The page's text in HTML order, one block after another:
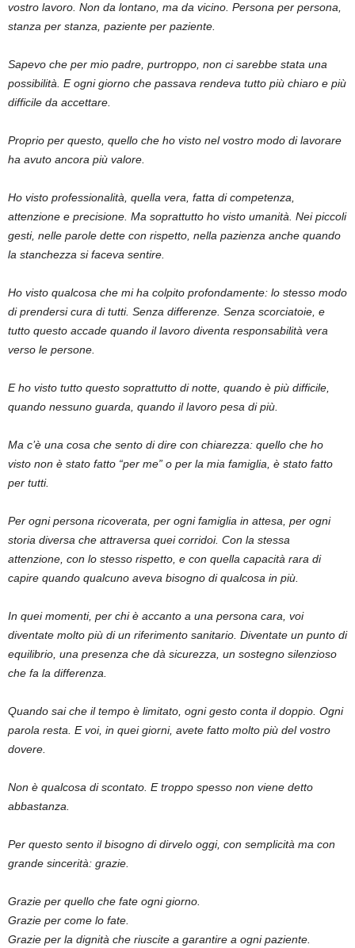
vostro lavoro. Non da lontano, ma da vicino. Persona per persona,
stanza per stanza, paziente per paziente.
Sapevo che per mio padre, purtroppo, non ci sarebbe stata una
possibilità. E ogni giorno che passava rendeva tutto più chiaro e più
difficile da accettare.
Proprio per questo, quello che ho visto nel vostro modo di lavorare
ha avuto ancora più valore.
Ho visto professionalità, quella vera, fatta di competenza,
attenzione e precisione. Ma soprattutto ho visto umanità. Nei piccoli
gesti, nelle parole dette con rispetto, nella pazienza anche quando
la stanchezza si faceva sentire.
Ho visto qualcosa che mi ha colpito profondamente: lo stesso modo
di prendersi cura di tutti. Senza differenze. Senza scorciatoie, e
tutto questo accade quando il lavoro diventa responsabilità vera
verso le persone.
E ho visto tutto questo soprattutto di notte, quando è più difficile,
quando nessuno guarda, quando il lavoro pesa di più.
Ma c’è una cosa che sento di dire con chiarezza: quello che ho
visto non è stato fatto “per me” o per la mia famiglia, è stato fatto
per tutti.
Per ogni persona ricoverata, per ogni famiglia in attesa, per ogni
storia diversa che attraversa quei corridoi. Con la stessa
attenzione, con lo stesso rispetto, e con quella capacità rara di
capire quando qualcuno aveva bisogno di qualcosa in più.
In quei momenti, per chi è accanto a una persona cara, voi
diventate molto più di un riferimento sanitario. Diventate un punto di
equilibrio, una presenza che dà sicurezza, un sostegno silenzioso
che fa la differenza.
Quando sai che il tempo è limitato, ogni gesto conta il doppio. Ogni
parola resta. E voi, in quei giorni, avete fatto molto più del vostro
dovere.
Non è qualcosa di scontato. E troppo spesso non viene detto
abbastanza.
Per questo sento il bisogno di dirvelo oggi, con semplicità ma con
grande sincerità: grazie.
Grazie per quello che fate ogni giorno.
Grazie per come lo fate.
Grazie per la dignità che riuscite a garantire a ogni paziente.